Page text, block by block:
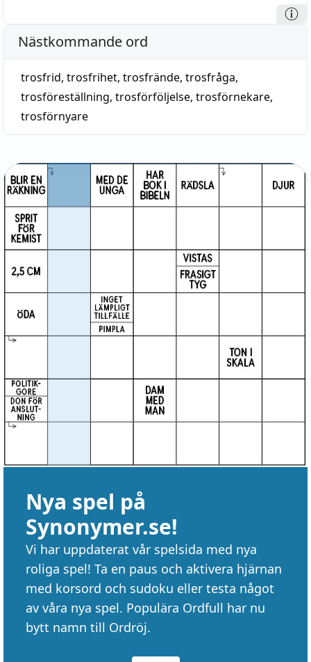
Nästkommande ord
trosfrid, trosfrihet, trosfrände, trosfråga,
trosföreställning, trosförföljelse, trosförnekare,
trosförnyare
Nya spel på
Synonymer.se!
Vi har uppdaterat vår spelsida med nya
roliga spel! Ta en paus och aktivera hjärnan
med korsord och sudoku eller testa något
av våra nya spel. Populära Ordfull har nu
bytt namn till Ordröj.